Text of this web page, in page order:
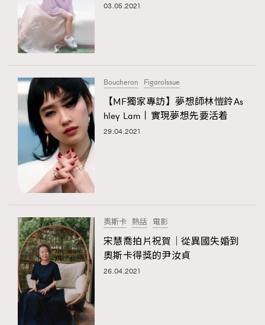
03.05.2021
Boucheron FigaroIssue
【MF獨家專訪】夢想師林愷鈴As
hley Lam丨實現夢想先要活着
29.04.2021
奧斯卡 熱話 電影
宋慧喬拍片祝賀｜從異國失婚到
奧斯卡得獎的尹汝貞
26.04.2021